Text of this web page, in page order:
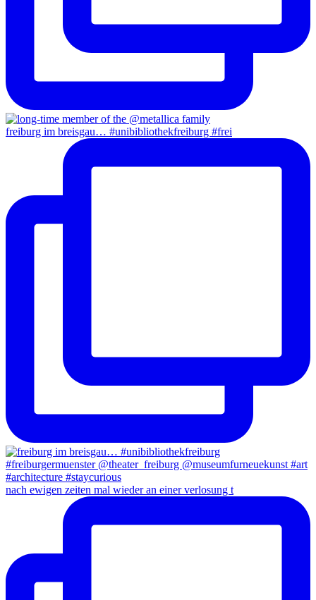
freiburg im breisgau… #unibibliothekfreiburg #frei
nach ewigen zeiten mal wieder an einer verlosung t